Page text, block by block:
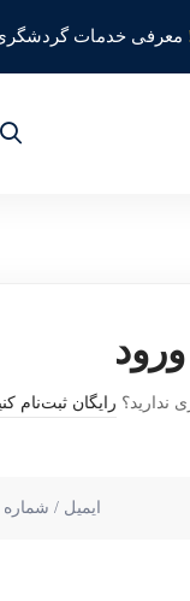
معرفی خدمات گردشگری
ورود
ندارید؟ رایگان ثبت‌نام